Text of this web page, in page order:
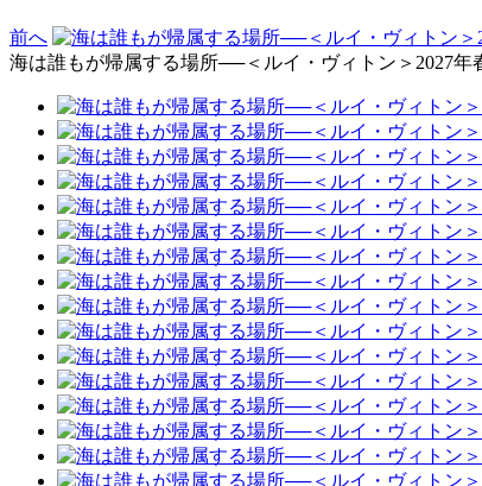
前へ
海は誰もが帰属する場所──＜ルイ・ヴィトン＞2027